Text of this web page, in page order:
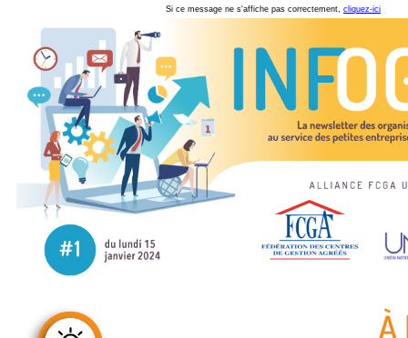
Si ce message ne s'affiche pas correctement, cliquez-ici